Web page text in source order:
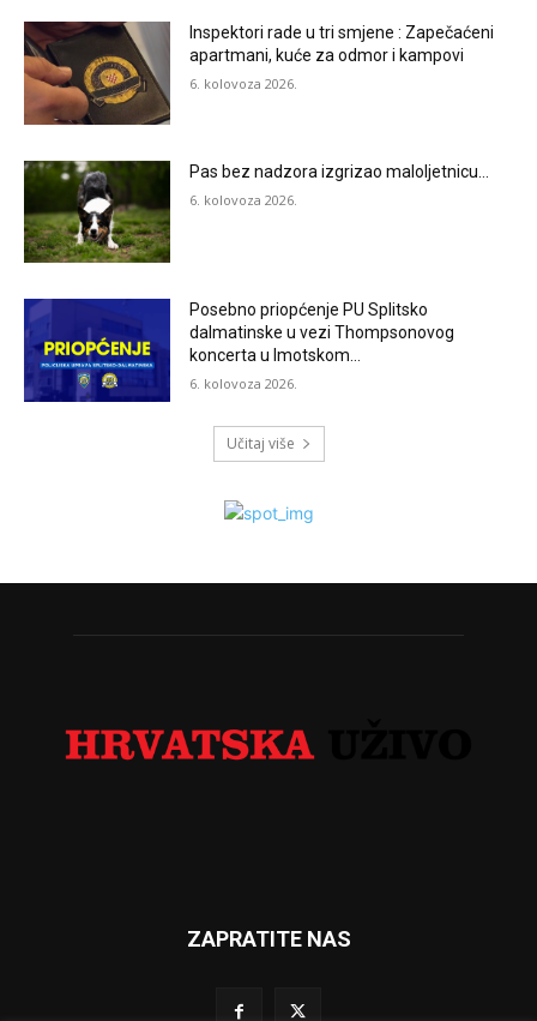
Inspektori rade u tri smjene : Zapečaćeni
apartmani, kuće za odmor i kampovi
6. kolovoza 2026.
Pas bez nadzora izgrizao maloljetnicu…
6. kolovoza 2026.
Posebno priopćenje PU Splitsko
dalmatinske u vezi Thompsonovog
koncerta u Imotskom…
6. kolovoza 2026.
Učitaj više
ZAPRATITE NAS